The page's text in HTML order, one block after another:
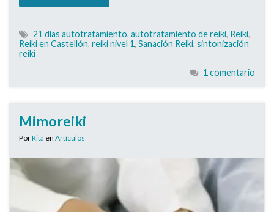
21 días autotratamiento, autotratamiento de reiki, Reiki,
Reiki en Castellón, reiki nivel 1, Sanación Reiki, sintonización
reiki
1 comentario
Mimoreiki
PorRita en Artículos